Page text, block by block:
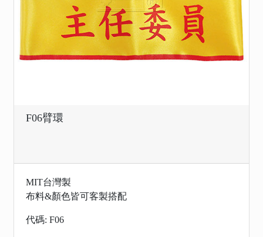
F06臂環
MIT台灣製
布料&顏色皆可客製搭配
代碼: F06